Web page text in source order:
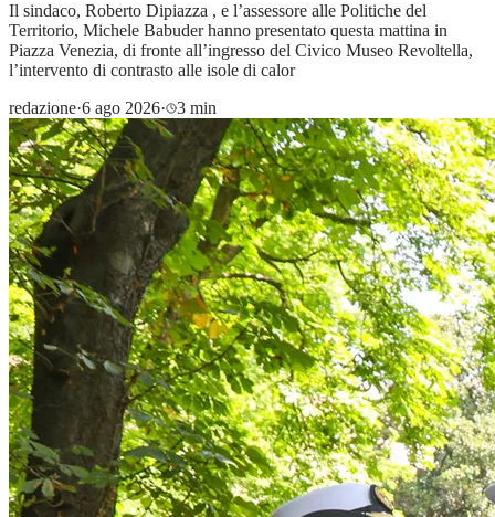
Il sindaco, Roberto Dipiazza , e l’assessore alle Politiche del
Territorio, Michele Babuder hanno presentato questa mattina in
Piazza Venezia, di fronte all’ingresso del Civico Museo Revoltella,
l’intervento di contrasto alle isole di calor
redazione·6 ago 2026· 3 min